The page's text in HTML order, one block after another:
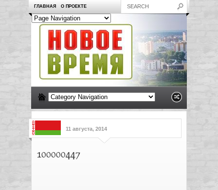
ГЛАВНАЯ О ПРОЕКТЕ
11 августа, 2014
100000447